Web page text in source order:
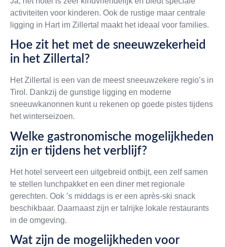
activiteiten voor kinderen. Ook de rustige maar centrale
ligging in Hart im Zillertal maakt het ideaal voor families.
Hoe zit het met de sneeuwzekerheid
in het Zillertal?
Het Zillertal is een van de meest sneeuwzekere regio’s in
Tirol. Dankzij de gunstige ligging en moderne
sneeuwkanonnen kunt u rekenen op goede pistes tijdens
het winterseizoen.
Welke gastronomische mogelijkheden
zijn er tijdens het verblijf?
Het hotel serveert een uitgebreid ontbijt, een zelf samen
te stellen lunchpakket en een diner met regionale
gerechten. Ook ’s middags is er een après-ski snack
beschikbaar. Daarnaast zijn er talrijke lokale restaurants
in de omgeving.
Wat zijn de mogelijkheden voor